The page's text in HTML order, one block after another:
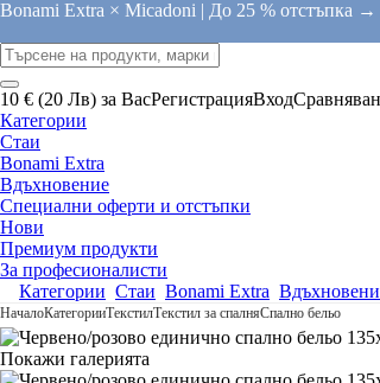
Bonami Extra × Micadoni | До 25 % отстъпка →
10 € (20 Лв) за ВасРегистрацияВход
Категории
Стаи
Bonami Extra
Вдъхновение
Специални оферти и отстъпки
Нови
Премиум продукти
За професионалисти
Категории Стаи Bonami Extra
НачалоКатегорииТекстилТекстил за спалняСпално бельо
Покажи галерията